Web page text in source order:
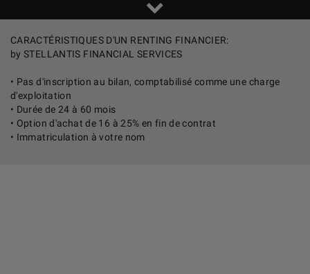
CARACTÉRISTIQUES D'UN RENTING FINANCIER:
by STELLANTIS FINANCIAL SERVICES
• Pas d'inscription au bilan, comptabilisé comme une charge
d'exploitation
• Durée de 24 à 60 mois
• Option d'achat de 16 à 25% en fin de contrat
• Immatriculation à votre nom